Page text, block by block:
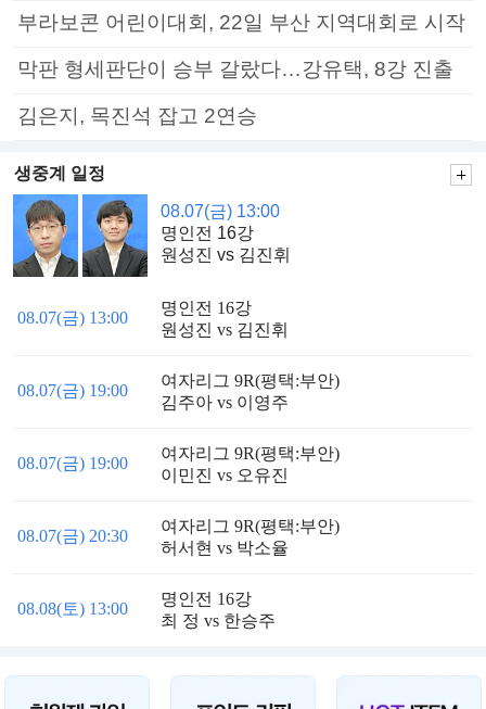
부라보콘 어린이대회, 22일 부산 지역대회로 시작
막판 형세판단이 승부 갈랐다…강유택, 8강 진출
김은지, 목진석 잡고 2연승
생중계 일정
08.07(금) 13:00
명인전 16강
원성진 vs 김진휘
08.07(금) 13:00
명인전 16강
원성진 vs 김진휘
08.07(금) 19:00
여자리그 9R(평택:부안)
김주아 vs 이영주
08.07(금) 19:00
여자리그 9R(평택:부안)
이민진 vs 오유진
08.07(금) 20:30
여자리그 9R(평택:부안)
허서현 vs 박소율
08.08(토) 13:00
명인전 16강
최 정 vs 한승주